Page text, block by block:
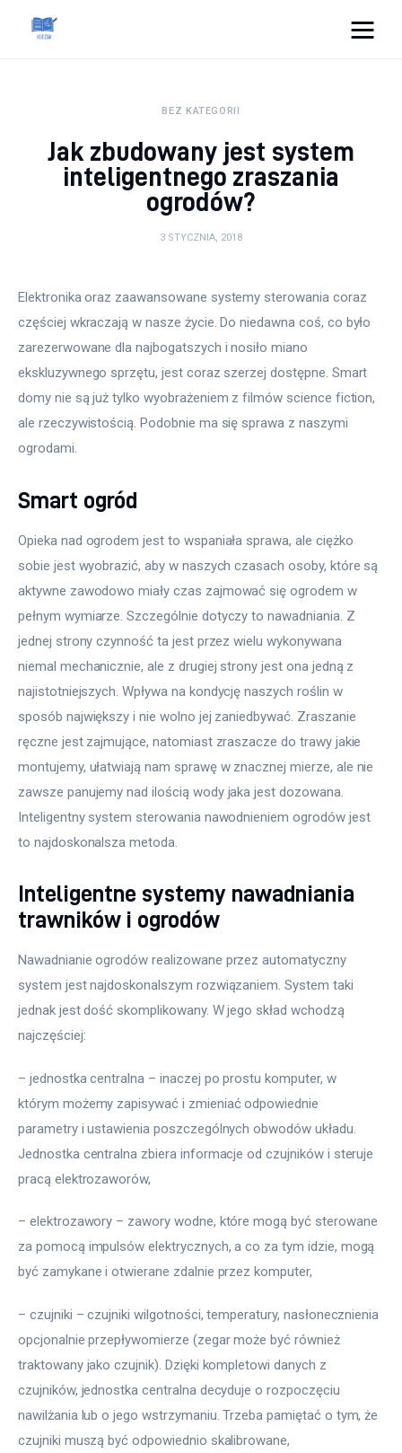
Zdrowie
Więcej
BEZ KATEGORII
Jak zbudowany jest system
inteligentnego zraszania
ogrodów?
3 STYCZNIA, 2018
Elektronika oraz zaawansowane systemy sterowania coraz
częściej wkraczają w nasze życie. Do niedawna coś, co było
zarezerwowane dla najbogatszych i nosiło miano
ekskluzywnego sprzętu, jest coraz szerzej dostępne. Smart
domy nie są już tylko wyobrażeniem z filmów science fiction,
ale rzeczywistością. Podobnie ma się sprawa z naszymi
ogrodami.
Smart ogród
Opieka nad ogrodem jest to wspaniała sprawa, ale ciężko
sobie jest wyobrazić, aby w naszych czasach osoby, które są
aktywne zawodowo miały czas zajmować się ogrodem w
pełnym wymiarze. Szczególnie dotyczy to nawadniania. Z
jednej strony czynność ta jest przez wielu wykonywana
niemal mechanicznie, ale z drugiej strony jest ona jedną z
najistotniejszych. Wpływa na kondycję naszych roślin w
sposób największy i nie wolno jej zaniedbywać. Zraszanie
ręczne jest zajmujące, natomiast zraszacze do trawy jakie
montujemy, ułatwiają nam sprawę w znacznej mierze, ale nie
zawsze panujemy nad ilością wody jaka jest dozowana.
Inteligentny system sterowania nawodnieniem ogrodów jest
to najdoskonalsza metoda.
Inteligentne systemy nawadniania
trawników i ogrodów
Nawadnianie ogrodów realizowane przez automatyczny
system jest najdoskonalszym rozwiązaniem. System taki
jednak jest dość skomplikowany. W jego skład wchodzą
najczęściej:
– jednostka centralna – inaczej po prostu komputer, w
którym możemy zapisywać i zmieniać odpowiednie
parametry i ustawienia poszczególnych obwodów układu.
Jednostka centralna zbiera informacje od czujników i steruje
pracą elektrozaworów,
– elektrozawory – zawory wodne, które mogą być sterowane
za pomocą impulsów elektrycznych, a co za tym idzie, mogą
być zamykane i otwierane zdalnie przez komputer,
– czujniki – czujniki wilgotności, temperatury, nasłonecznienia
opcjonalnie przepływomierze (zegar może być również
traktowany jako czujnik). Dzięki kompletowi danych z
czujników, jednostka centralna decyduje o rozpoczęciu
nawilżania lub o jego wstrzymaniu. Trzeba pamiętać o tym, że
czujniki muszą być odpowiednio skalibrowane,